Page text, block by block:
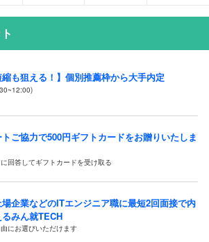
縮も狙える！】個別推薦枠から大手内定
ご協力で500円ギフトカードをお贈りいたしま
回答してギフトカードを受け取る
企業などのITエンジニア職に最短2回面接で内
みん就TECH
にお選びいただけます